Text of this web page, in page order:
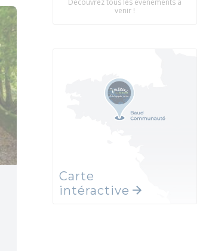
Découvrez tous les évènements à
venir !
Carte
intéractive